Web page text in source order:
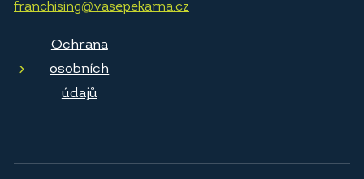
franchising@vasepekarna.cz
Ochrana
osobních
údajů